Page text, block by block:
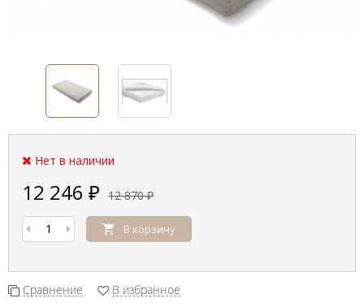
Нет в наличии
12 246 ₽ 12 870₽
В корзину
Сравнение В избранное